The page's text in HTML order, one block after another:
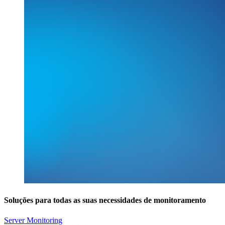
Soluções para todas as suas necessidades de monitoramento
Server Monitoring